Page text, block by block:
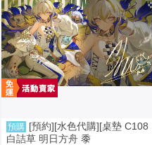
預購 [預約][水色代購][桌墊 C108
白詰草 明日方舟 黍